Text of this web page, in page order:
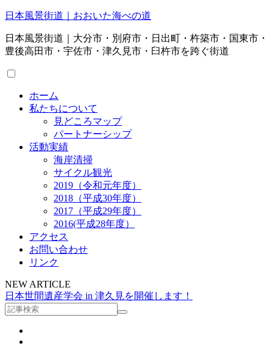
日本風景街道｜おおいた海べの道
日本風景街道｜大分市・別府市・日出町・杵築市・国東市・
豊後高田市・宇佐市・津久見市・臼杵市を跨ぐ街道
ホーム
私たちについて
見どころマップ
パートナーシップ
活動実績
海岸清掃
サイクル観光
2019（令和元年度）
2018（平成30年度）
2017（平成29年度）
2016(平成28年度）
アクセス
お問い合わせ
リンク
NEW ARTICLE
日本世間遺産学会 in 津久見を開催します！